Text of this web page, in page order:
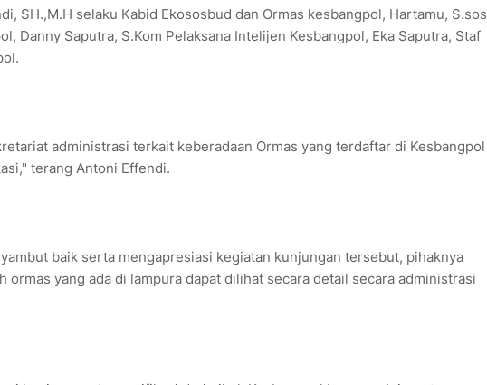
SH.,M.H selaku Kabid Ekososbud dan Ormas kesbangpol, Hartamu, S.sos
Danny Saputra, S.Kom Pelaksana Intelijen Kesbangpol, Eka Saputra, Staf
administrasi terkait keberadaan Ormas yang terdaftar di Kesbangpol
terang Antoni Effendi.
baik serta mengapresiasi kegiatan kunjungan tersebut, pihaknya
yang ada di lampura dapat dilihat secara detail secara administrasi